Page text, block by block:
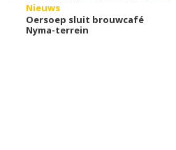
Nieuws
Oersoep sluit brouwcafé
Nyma-terrein